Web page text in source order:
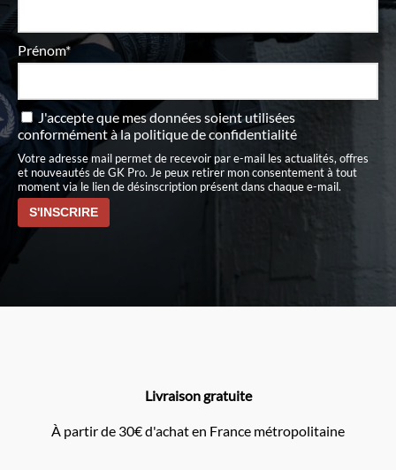
Prénom*
J'accepte que mes données soient utilisées
conformément àla politique de confidentialité
Votre adresse mail permet de recevoir par e-mail les actualités, offres
et nouveautés de GK Pro. Je peux retirer mon consentement à tout
moment via le lien de désinscription présent dans chaque e-mail.
Livraison gratuite
À partir de 30€ d'achat en France métropolitaine